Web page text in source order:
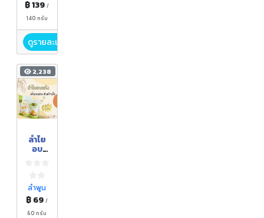
฿ 139/
140 กรัม
ดูรายละเอียด
2,238
ลำไย
อบ
ลำพูน
฿ 69/
60 กรัม